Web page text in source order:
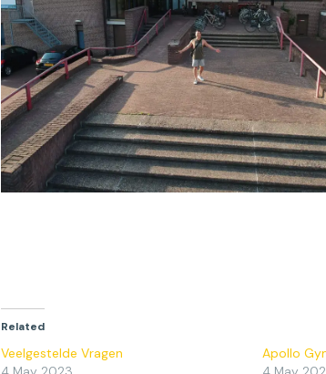
Related
Veelgestelde Vragen
Apollo